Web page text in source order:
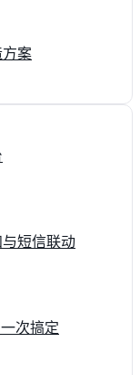
案
短信联动
次搞定